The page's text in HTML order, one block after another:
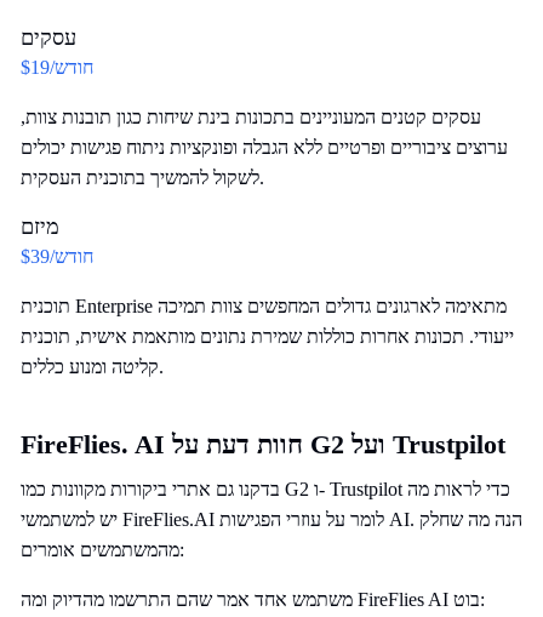
עסקים
$19/חודש
עסקים קטנים המעוניינים בתכונות בינת שיחות כגון תובנות צוות,
ערוצים ציבוריים ופרטיים ללא הגבלה ופונקציות ניתוח פגישות יכולים
לשקול להמשיך בתוכנית העסקית.
מיזם
$39/חודש
תוכנית Enterprise מתאימה לארגונים גדולים המחפשים צוות תמיכה
ייעודי. תכונות אחרות כוללות שמירת נתונים מותאמת אישית, תוכנית
קליטה ומנוע כללים.
FireFlies. AI חוות דעת על G2 ועל Trustpilot
בדקנו גם אתרי ביקורות מקוונות כמו G2 ו- Trustpilot כדי לראות מה
יש למשתמשי FireFlies.AI לומר על עוזרי הפגישות AI. הנה מה שחלק
מהמשתמשים אומרים:
משתמש אחד אמר שהם התרשמו מהדיוק ומה FireFlies AI בוט: